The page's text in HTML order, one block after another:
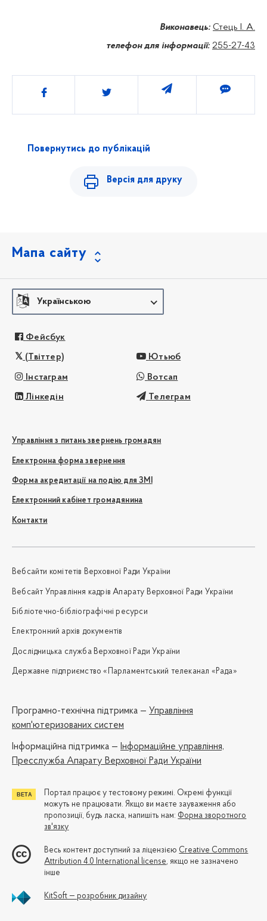
Виконавець: Стець І. А.
телефон для інформації: 255-27-43
Поділитись
Повернутись до публікацій
Версія для друку
Мапа сайту
Українською
Фейсбук
(Твіттер) Ютьюб
Інстаграм Вотсап
Лінкедін Телеграм
Управління з питань звернень громадян
Електронна форма звернення
Форма акредитації на подію для ЗМІ
Електронний кабінет громадянина
Контакти
Вебсайти комітетів Верховної Ради України
Вебсайт Управління кадрів Апарату Верховної Ради України
Бібліотечно-бібліографічні ресурси
Електронний архів документів
Дослідницька служба Верховної Ради України
Державне підприємство «Парламентський телеканал «Рада»
Програмно-технічна підтримка — Управління
комп'ютеризованих систем
Iнформаційна підтримка — Інформаційне управління,
Пресслужба Апарату Верховної Ради України
Портал працює у тестовому режимі. Окремі функції
можуть не працювати. Якщо ви маєте зауваження або
пропозиції, будь ласка, напишіть нам: Форма зворотного
зв'язку
Весь контент доступний за ліцензією Creative Commons
Attribution 4.0 International license, якщо не зазначено
інше
KitSoft — розробник дизайну